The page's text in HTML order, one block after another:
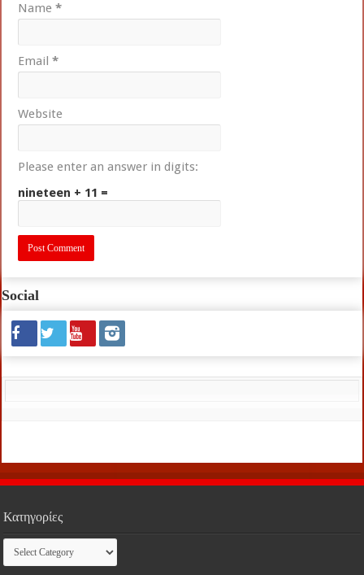
Name*
Email*
Website
Please enter an answer in digits:
nineteen + 11 =
Social
Κατηγορίες
Κατηγορίες